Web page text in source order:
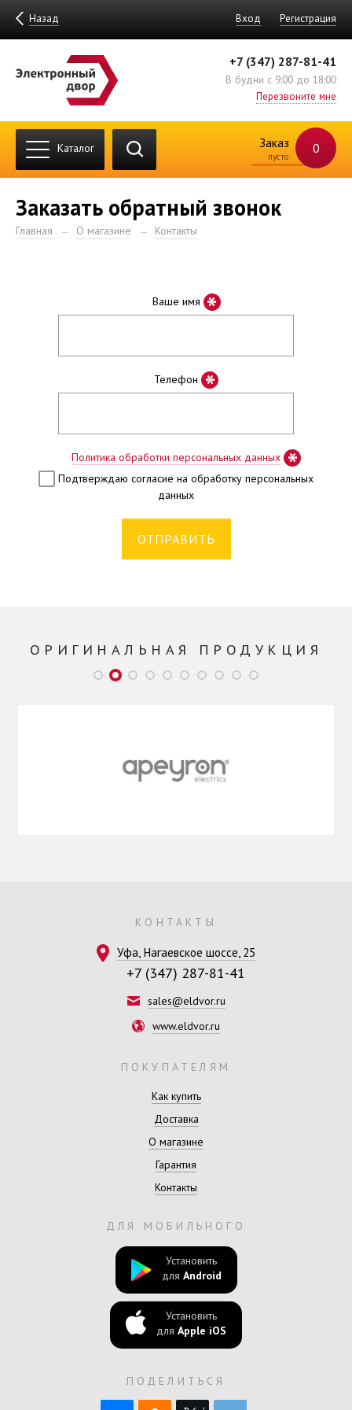
Назад Вход Регистрация
+7 (347) 287-81-41
В будни с 9:00 до 18:00
Перезвоните мне
Каталог Заказ 0
пусто
Заказать обратный звонок
Главная О магазине Контакты
Ваше имя *
Телефон *
Политика обработки персональных данных *
Подтверждаю согласие на обработку персональных
данных
ОРИГИНАЛЬНАЯ ПРОДУКЦИЯ
КОНТАКТЫ
Уфа, Нагаевское шоссе, 25
+7 (347) 287-81-41
sales@eldvor.ru
www.eldvor.ru
ПОКУПАТЕЛЯМ
Как купить
Доставка
О магазине
Гарантия
Контакты
ДЛЯ МОБИЛЬНОГО
Установить
для Android
Установить
для Apple iOS
ПОДЕЛИТЬСЯ